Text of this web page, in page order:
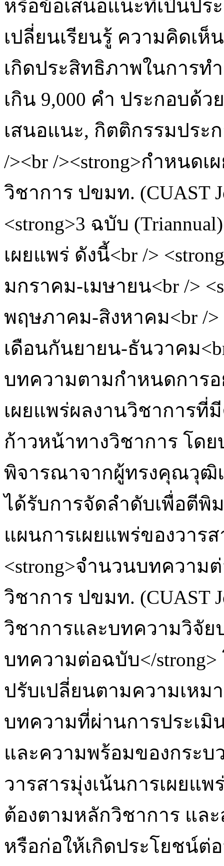
หรือข้อเสนอแนะที่เป็นปร
เปลี่ยนเรียนรู้ ความคิดเ
เกิดประสิทธิภาพในการท
เกิน 9,000 คำ ประกอบด้
เสนอแนะ, กิตติกรรมประ
/><br /><strong>กำหนดเ
วิชาการ ปขมท. (CUAST
<strong>3 ฉบับ
เผยแพร่ ดังนี้<br />
มกราคม-เมษายน<br />
พฤษภาคม-สิงหาคม<br />
เดือนกันยายน-ธันวาคม
บทความตามกำหนดการอ
เผยแพร่ผลงานวิชาการ
ก้าวหน้าทางวิชาการ โด
พิจารณาจากผู้ทรงคุณวุฒิ
ได้รับการจัดลำดับเพื่อตี
แผนการเผยแพร่ของวารส
<strong>จำนวนบทความ
วิชาการ ปขมท. (CUAST
วิชาการและบทความวิจัย
บทความต่อฉบับ</
ปรับเปลี่ยนตามความเห
บทความที่ผ่านการประเมิ
และความพร้อมของกระบ
วารสารมุ่งเน้นการเผย
ต้องตามหลักวิชาการ แล
หรือก่อให้เกิดประโยชน์ต่